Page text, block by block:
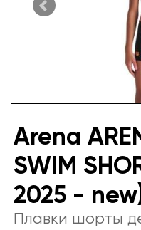
Arena
SWIM
2025 -
Плавки шорты